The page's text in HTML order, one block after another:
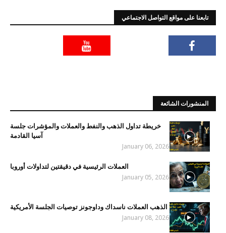
تابعنا على مواقع التواصل الاجتماعي
المنشورات الشائعة
خريطة تداول الذهب والنفط والعملات والمؤشرات جلسة
آسيا القادمة
January 06, 2026
العملات الرئيسية في دقيقتين لتداولات أوروبا
January 05, 2026
الذهب العملات ناسداك وداوجونز توصيات الجلسة الأمريكية
January 08, 2026